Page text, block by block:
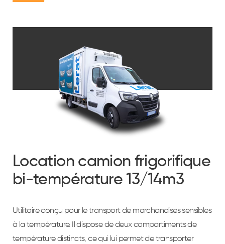
Location camion frigorifique
bi-température 13/14m3
Utilitaire conçu pour le transport de marchandises sensibles
à la température. Il dispose de deux compartiments de
température distincts, ce qui lui permet de transporter